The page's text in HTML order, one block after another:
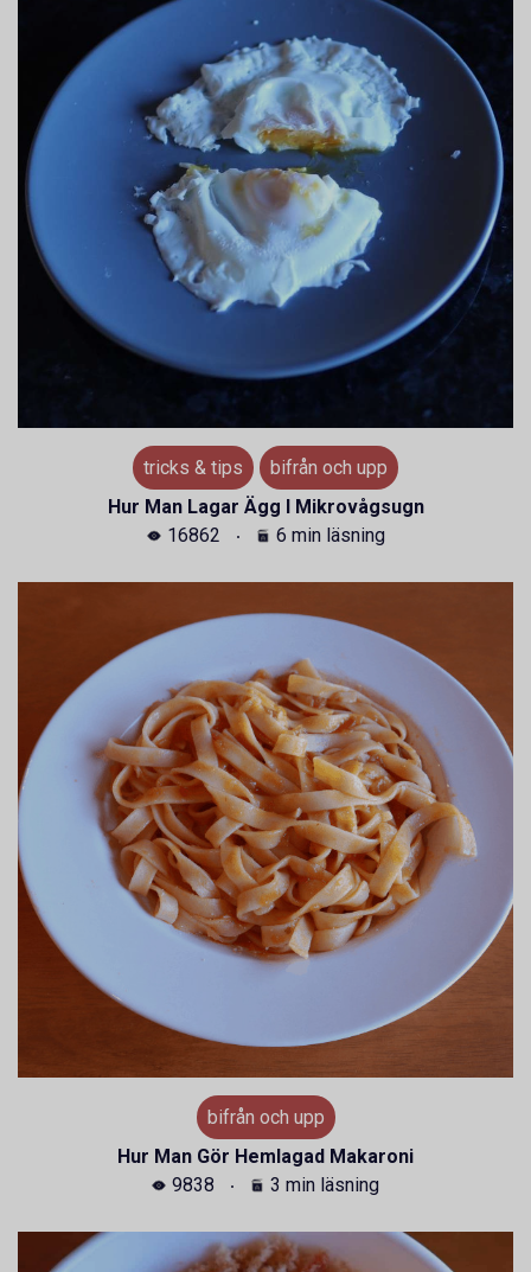
tricks & tips
bifrån och upp
Hur Man Lagar Ägg I Mikrovågsugn
16862
6 min läsning
bifrån och upp
Hur Man Gör Hemlagad Makaroni
9838
3 min läsning